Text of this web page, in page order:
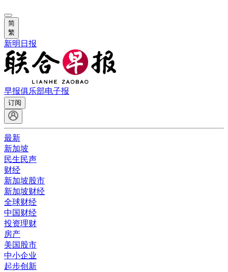
简
繁
新明日报
早报俱乐部电子报
订阅
最新
新加坡
民生民声
财经
新加坡股市
新加坡财经
全球财经
中国财经
投资理财
房产
美国股市
中小企业
起步创新